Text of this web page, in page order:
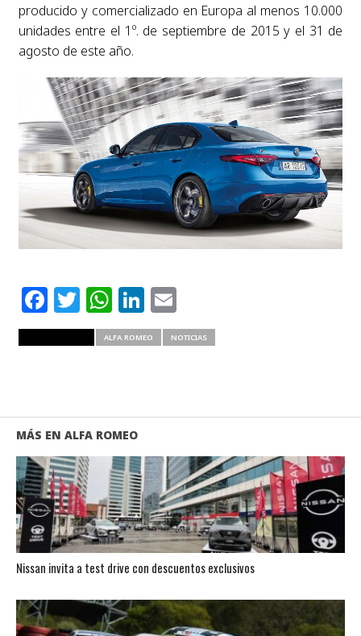
producido y comercializado en Europa al menos 10.000
unidades entre el 1º. de septiembre de 2015 y el 31 de
agosto de este año.
Facebook
Twitter
WhatsApp
LinkedIn
Email
ALFA ROMEO NOTICIAS
MÁS EN ALFA ROMEO
Nissan invita a test drive con descuentos exclusivos